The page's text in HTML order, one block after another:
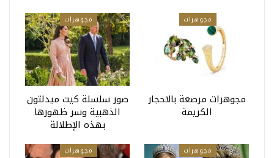
مجوهرات
مجوهرات مرصعة بالاحجار
الكريمة
مجوهرات
صور سلسلة كيت ميدلتون
الذهبية وسر ظهورها
بهذه الإطلالة
مجوهرات مجوهرات